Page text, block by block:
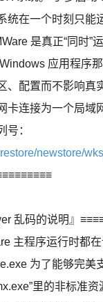
统在一个时刻只能
是真正“同时”
应用程序
、配置而不影响真
连接为一个局域
号：
newstore/
乱码的说明』
主程序运行时都在
为了能够完美
里的非标准